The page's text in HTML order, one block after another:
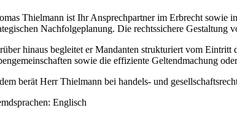
Thielmann ist Ihr Ansprechpartner im Erbrecht sowie
Nachfolgeplanung. Die rechtssichere Gestaltung
hinaus begleitet er Mandanten strukturiert vom
sowie die effiziente Geltendmachung
berät Herr Thielmann bei handels- und
Englisch